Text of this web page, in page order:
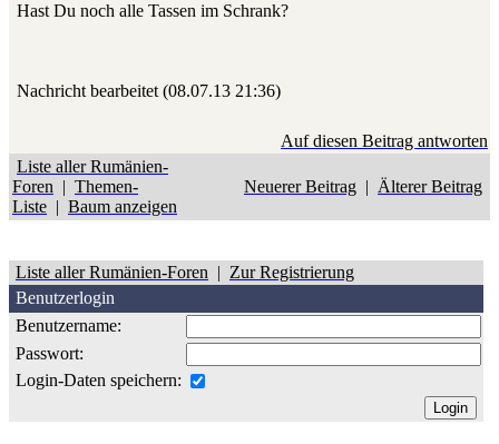
Hast Du noch alle Tassen im Schrank?
Nachricht bearbeitet (08.07.13 21:36)
Auf diesen Beitrag antworten
Liste aller Rumänien-
Foren | Themen-
Liste | Baum anzeigen
Neuerer Beitrag | Älterer Beitrag
Liste aller Rumänien-Foren | Zur Registrierung
Benutzerlogin
Benutzername:
Passwort:
Login-Daten speichern: